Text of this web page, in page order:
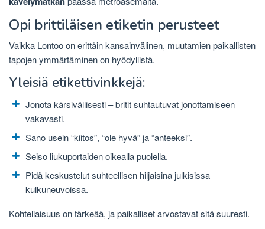
Opi brittiläisen etiketin perusteet
Vaikka Lontoo on erittäin kansainvälinen, muutamien paikallisten
tapojen ymmärtäminen on hyödyllistä.
Yleisiä etikettivinkkejä:
Jonota kärsivällisesti – britit suhtautuvat jonottamiseen
vakavasti.
Sano usein “kiitos”, “ole hyvä” ja “anteeksi”.
Seiso liukuportaiden oikealla puolella.
Pidä keskustelut suhteellisen hiljaisina julkisissa
kulkuneuvoissa.
Kohteliaisuus on tärkeää, ja paikalliset arvostavat sitä suuresti.